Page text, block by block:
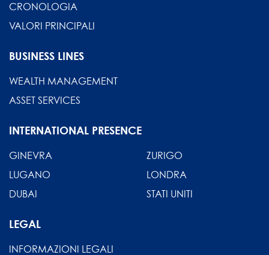
CRONOLOGIA
VALORI PRINCIPALI
BUSINESS LINES
WEALTH MANAGEMENT
ASSET SERVICES
INTERNATIONAL PRESENCE
GINEVRA
ZURIGO
LUGANO
LONDRA
DUBAI
STATI UNITI
LEGAL
INFORMAZIONI LEGALI